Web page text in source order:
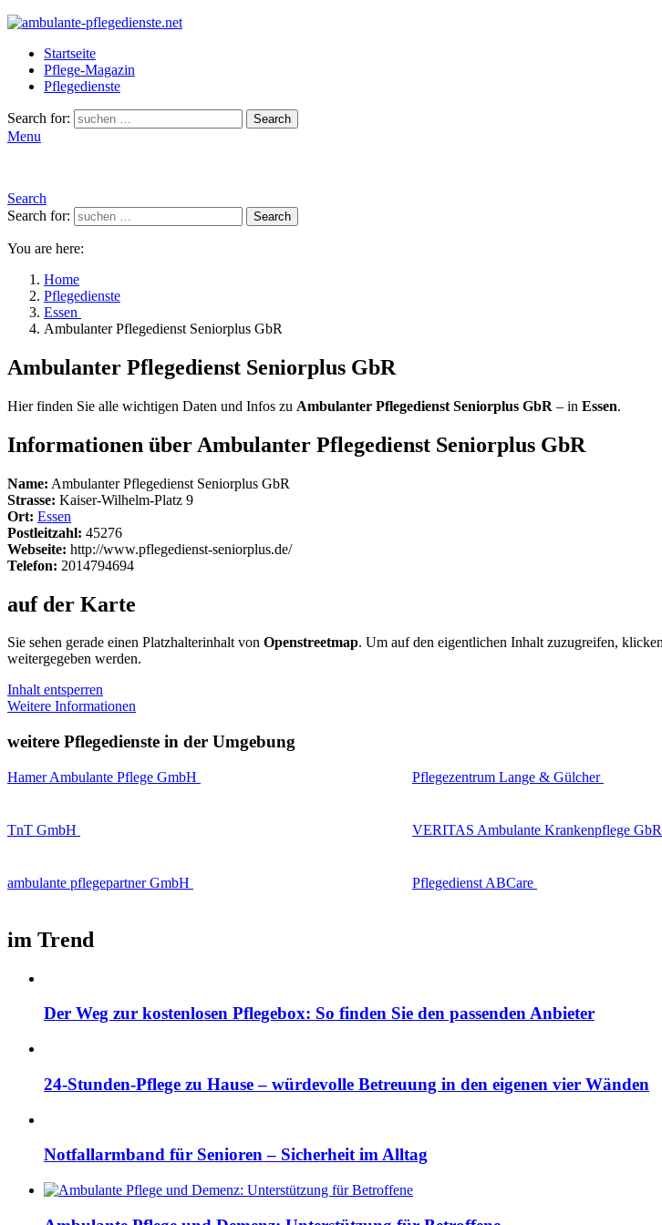
Startseite
Pflege-Magazin
Pflegedienste
Search for: Search
Menu
Search
Search for:
Search
You are here:
Home
Pflegedienste
Essen
Ambulanter Pflegedienst Seniorplus GbR
Ambulanter Pflegedienst Seniorplus GbR
Hier finden Sie alle wichtigen Daten und Infos zu Ambulanter Pflegedienst Seniorplus GbR – in Essen.
Informationen über Ambulanter Pflegedienst Seniorplus GbR
Name: Ambulanter Pflegedienst Seniorplus GbR
Strasse: Kaiser-Wilhelm-Platz 9
Ort: Essen
Postleitzahl: 45276
Webseite: http://www.pflegedienst-seniorplus.de/
Telefon: 2014794694
auf der Karte
Sie sehen gerade einen Platzhalterinhalt von Openstreetmap. Um auf den eigentlichen Inhalt zuzugreifen,
weitergegeben werden.
Inhalt entsperren
Weitere Informationen
weitere Pflegedienste in der Umgebung
Hamer Ambulante Pflege GmbH Pflegezentrum Lange & Gülcher
TnT GmbH VERITAS Ambulante Krankenpflege GbR
ambulante pflegepartner GmbH Pflegedienst ABCare
im Trend
Der Weg zur kostenlosen Pflegebox: So finden Sie den passenden Anbieter
24-Stunden-Pflege zu Hause – würdevolle Betreuung in den eigenen vier Wänden
Notfallarmband für Senioren – Sicherheit im Alltag